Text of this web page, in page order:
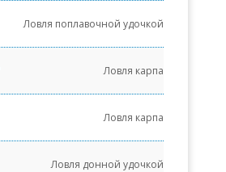
Ловля поплавочной удочкой
Ловля карпа
Ловля карпа
Ловля донной удочкой